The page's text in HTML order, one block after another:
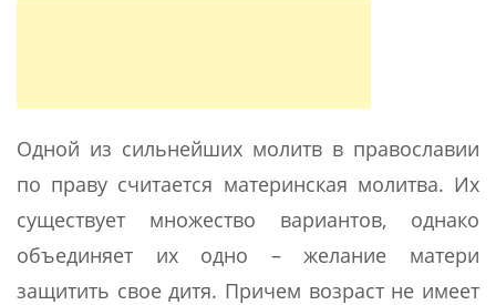
Одной из сильнейших молитв в православии
по праву считается материнская молитва. Их
существует множество вариантов, однако
объединяет их одно – желание матери
защитить свое дитя. Причем возраст не имеет